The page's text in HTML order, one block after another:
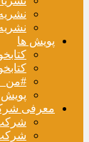
پویش ها
پویش
معرفی
شرکت